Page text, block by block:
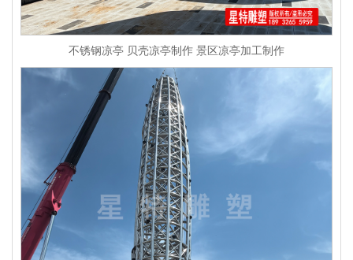
不锈钢凉亭 贝壳凉亭制作 景区凉亭加工制作